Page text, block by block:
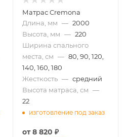
Матрас Cremona
Длина, мм — 2000
Высота, мм — 220
Ширина спального
места, см — 80, 90, 120,
140, 160, 180
Жесткость — средний
Высота матраса, см —
22
изготовление под заказ
от8 820 ₽